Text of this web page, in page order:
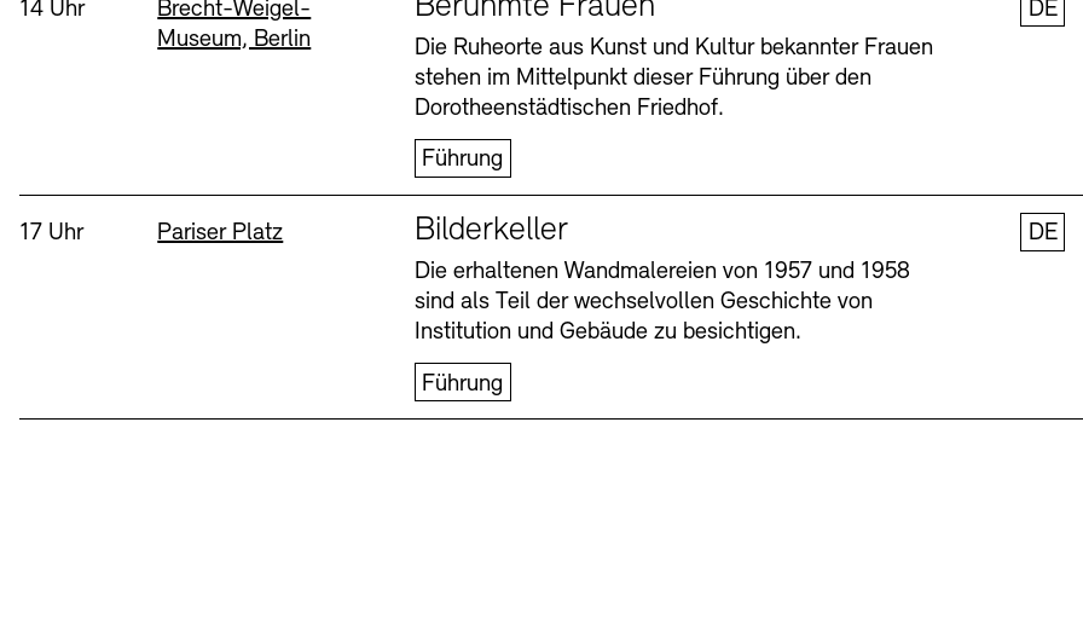
Buchläden
Öffnungszeiten Barrierefreiheit Newsletter
Vermittlungsprogramm
Öffnungszeiten Barrierefreiheit Newsletter
Uhrzeit:
14 Uhr Standort
Brecht-Weigel-
Museum, Berlin
Die Ruheorte aus Kunst und Kultur bekannter Frauen
stehen im Mittelpunkt dieser Führung über den
Dorotheenstädtischen Friedhof.
Führung
DE
Uhrzeit:
17 Uhr Standort
Pariser Platz Bilderkeller
Die erhaltenen Wandmalereien von 1957 und 1958
sind als Teil der wechselvollen Geschichte von
Institution und Gebäude zu besichtigen.
Führung
DE